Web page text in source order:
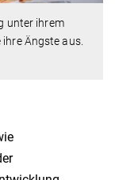
unter ihrem
Ängste aus.